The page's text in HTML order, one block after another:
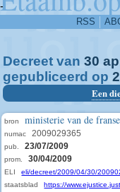
-
RSS
Decreet van 30
gepubliceerd op
Een
bron ministerie van de
numac 2009029365
pub. 23/07/2009
prom. 30/04/2009
ELI
eli/decreet/2009/04/30/
staatsblad
https://